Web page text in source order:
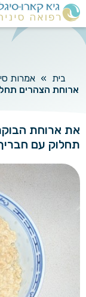
בית » אמרות
ארוחת הצהרים
את ארוחת
תחלוק עם